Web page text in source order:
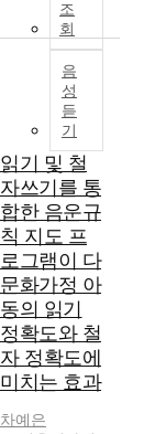
조
회
음
성
듣
기
읽기 및 철
자쓰기를 통
합한 음운규
칙 지도 프
로그램이 다
문화가정 아
동의 읽기
정확도와 철
자 정확도에
미치는 효과
차예은